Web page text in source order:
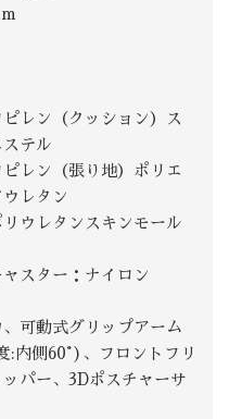
レン（クッション）ス
テル
レン（張り地）ポリエ
レタン
ウレタンスキンモール
スター：ナイロン
可動式グリップアーム
:内側60°)、フロントフリ
パー、3Dポスチャーサ